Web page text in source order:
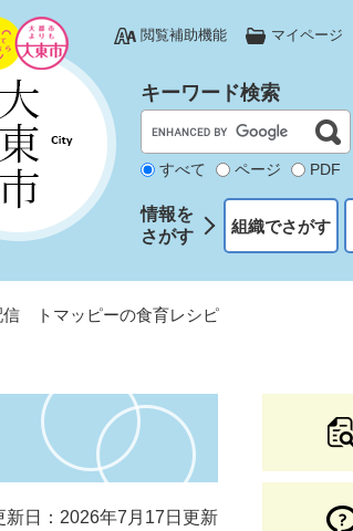
閲覧補助機能 マイページ
キーワード検索
すべて ページ PDF
情報を
さがす
組織でさがす
信 トマッピーの食育レシピ
新日：2026年7月17日更新